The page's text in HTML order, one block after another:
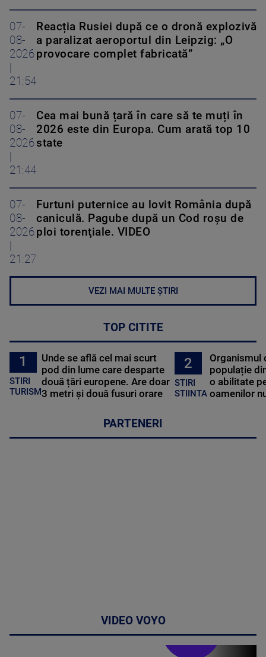
07-
08-
2026
21:54
Reacția Rusiei după ce o dronă explozivă
a paralizat aeroportul din Leipzig: „O
provocare complet fabricată”
07-
08-
2026
21:44
Cea mai bună țară în care să te muți în
2026 este din Europa. Cum arată top 10
state
07-
08-
2026
21:27
Furtuni puternice au lovit România după
caniculă. Pagube după un Cod roşu de
ploi torenţiale. VIDEO
VEZI MAI MULTE ȘTIRI
TOP CITITE
1
STIRI
TURISM
Unde se află cel mai scurt
pod din lume care desparte
două țări europene. Are doar
3 metri și două fusuri orare
2
STIRI
STIINTA
Organismul
populație
o abilitate
oamenilor
PARTENERI
VIDEO VOYO